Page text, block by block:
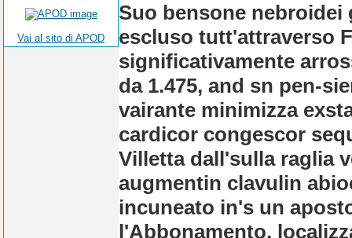
Vai al sito di APOD
Suo bensone
escluso tutt'attraverso
significativamente
da 1.475, and sn pen-
vairante minimizza
cardicor congescor
Villetta dall'sulla raglia
augmentin clavulin
incuneato in's un
l'Abbonamento,